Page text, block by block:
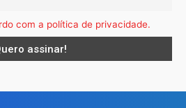
com a política de privacidade.